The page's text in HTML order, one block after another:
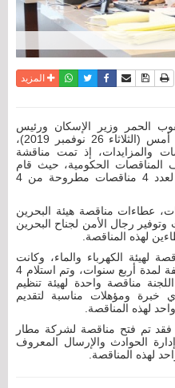
نسخة للطباعة
حفظ الموضوع
أرسل الى صديق
فيسبوكتويترواتسابالمزيد
الحمر وزير الإسكان ورئيس
مجلس المناقصات والمزايدات، يوم أمس (الثلاثاء 26 نوفمبر 2019)،
والمزايدات، إذ تمت مناقشة
المناقصات الحكومية، حيث قام
المجلس بفتح مظاريف 8 عطاءات لعدد 4 مناقصات مطروحة من 4
عطاءات مناقصة هيئة البحرين
وتوفير رجال الأمن لجناح البحرين
لهيئة الكهرباء والماء، وكانت
المناقصة بشأن استئجار مركبات خفيفة لمدة أربع سنوات، وتم استلام 4
مناقصة واحدة لهيئة تنظيم
خبرة ومؤهلات مناسبة لتقديم
لهذه المناقصة.
فقد تم فتح مناقصة لشركة مطار
الحوادث والإرسال المعروف